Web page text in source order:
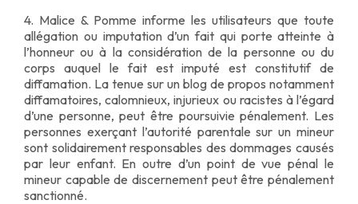
4. Malice & Pomme informe les utilisateurs que toute
allégation ou imputation d’un fait qui porte atteinte à
l’honneur ou à la considération de la personne ou du
corps auquel le fait est imputé est constitutif de
diffamation. La tenue sur un blog de propos notamment
diffamatoires, calomnieux, injurieux ou racistes à l’égard
d’une personne, peut être poursuivie pénalement. Les
personnes exerçant l’autorité parentale sur un mineur
sont solidairement responsables des dommages causés
par leur enfant. En outre d’un point de vue pénal le
mineur capable de discernement peut être pénalement
sanctionné.